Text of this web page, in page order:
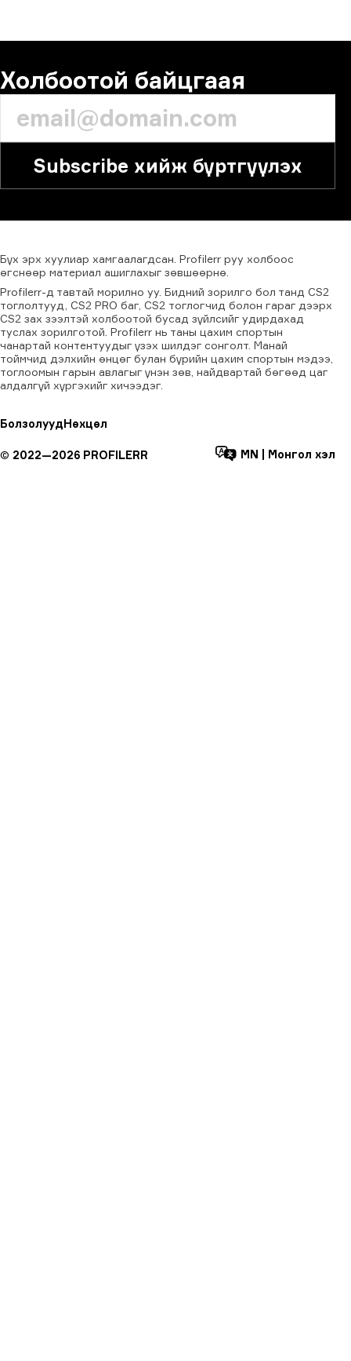
Холбоотой байцгаая
Subscribe хийж бүртгүүлэх
Бүх эрх хуулиар хамгаалагдсан. Profilerr руу холбоос
өгснөөр материал ашиглахыг зөвшөөрнө.
Profilerr-д тавтай морилно уу. Бидний зорилго бол танд CS2
тоглолтууд, CS2 PRO баг, CS2 тоглогчид болон гараг дээрх
CS2 зах зээлтэй холбоотой бусад зүйлсийг удирдахад
туслах зорилготой. Profilerr нь таны цахим спортын
чанартай контентуудыг үзэх шилдэг сонголт. Манай
тоймчид дэлхийн өнцөг булан бүрийн цахим спортын мэдээ,
тоглоомын гарын авлагыг үнэн зөв, найдвартай бөгөөд цаг
алдалгүй хүргэхийг хичээдэг.
БолзолуудНөхцөл
© 2022—2026 PROFILERR MN Монгол хэл